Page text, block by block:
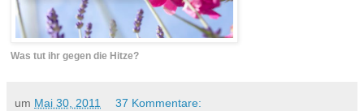
Was tut ihr gegen die Hitze?
um Mai 30, 2011 37 Kommentare: